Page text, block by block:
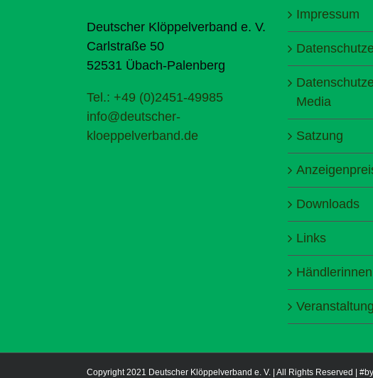
Deutscher Klöppelverband e. V.
Carlstraße 50
52531 Übach-Palenberg
Tel.: +49 (0)2451-49985
info@deutscher-
kloeppelverband.de
Impressum
Media
Satzung
Downloads
Links
Copyright 2021 Deutscher Klöppelverband e. V. | All Rights Reserved |